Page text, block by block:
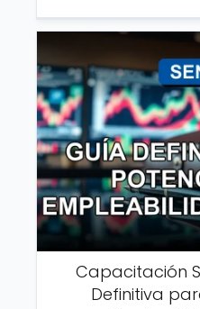
Capacitación
Definitiva